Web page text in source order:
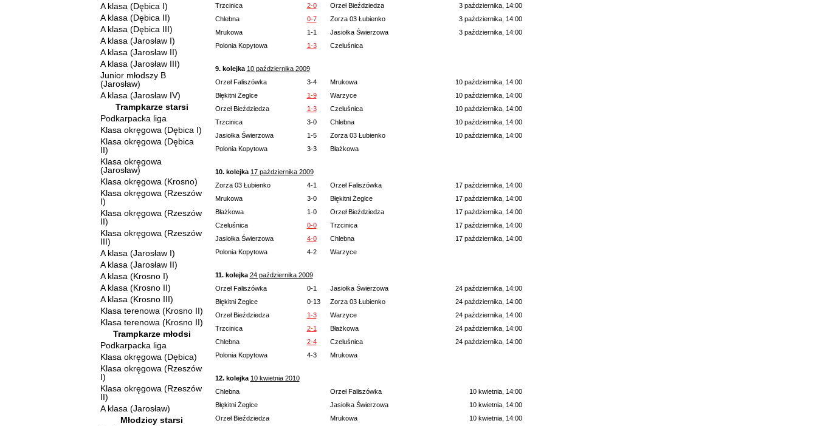
A klasa (Dębica I)
A klasa (Dębica II)
A klasa (Dębica III)
A klasa (Jarosław I)
A klasa (Jarosław II)
A klasa (Jarosław III)
Junior młodszy B
(Jarosław)
A klasa (Jarosław IV)
Trampkarze starsi
Podkarpacka liga
Klasa okręgowa (Dębica I)
Klasa okręgowa (Dębica
II)
Klasa okręgowa
(Jarosław)
Klasa okręgowa (Krosno)
Klasa okręgowa (Rzeszów
I)
Klasa okręgowa (Rzeszów
II)
Klasa okręgowa (Rzeszów
III)
A klasa (Jarosław I)
A klasa (Jarosław II)
A klasa (Krosno I)
A klasa (Krosno II)
A klasa (Krosno III)
Klasa terenowa (Krosno II)
Klasa terenowa (Krosno II)
Trampkarze młodsi
Podkarpacka liga
Klasa okręgowa (Dębica)
Klasa okręgowa (Rzeszów
I)
Klasa okręgowa (Rzeszów
II)
A klasa (Jarosław)
Młodzicy starsi
Trzcinica
2-0 Orzeł Bieździedza
3 października, 14:00
Chlebna
0-7 Zorza 03 Łubienko
3 października, 14:00
Mrukowa
1-1 Jasiołka Świerzowa
3 października, 14:00
Polonia Kopytowa
1-3 Czeluśnica
9. kolejka 10 października 2009
Orzeł Faliszówka
3-4 Mrukowa
10 października, 14:00
Błękitni Żeglce
1-9 Warzyce
10 października, 14:00
Orzeł Bieździedza
1-3 Czeluśnica
10 października, 14:00
Trzcinica
3-0 Chlebna
10 października, 14:00
Jasiołka Świerzowa
1-5 Zorza 03 Łubienko
10 października, 14:00
Polonia Kopytowa
3-3 Błażkowa
10. kolejka 17 października 2009
Zorza 03 Łubienko
4-1 Orzeł Faliszówka
17 października, 14:00
Mrukowa
3-0 Błękitni Żeglce
17 października, 14:00
Błażkowa
1-0 Orzeł Bieździedza
17 października, 14:00
Czeluśnica
0-0 Trzcinica
17 października, 14:00
Jasiołka Świerzowa
4-0 Chlebna
17 października, 14:00
Polonia Kopytowa
4-2 Warzyce
11. kolejka 24 października 2009
Orzeł Faliszówka
0-1 Jasiołka Świerzowa
24 października, 14:00
Błękitni Żeglce
0-13 Zorza 03 Łubienko
24 października, 14:00
Orzeł Bieździedza
1-3 Warzyce
24 października, 14:00
Trzcinica
2-1 Błażkowa
24 października, 14:00
Chlebna
2-4 Czeluśnica
24 października, 14:00
Polonia Kopytowa
4-3 Mrukowa
12. kolejka 10 kwietnia 2010
Chlebna
Orzeł Faliszówka
10 kwietnia, 14:00
Błękitni Żeglce
Jasiołka Świerzowa
10 kwietnia, 14:00
Orzeł Bieździedza
Mrukowa
10 kwietnia, 14:00